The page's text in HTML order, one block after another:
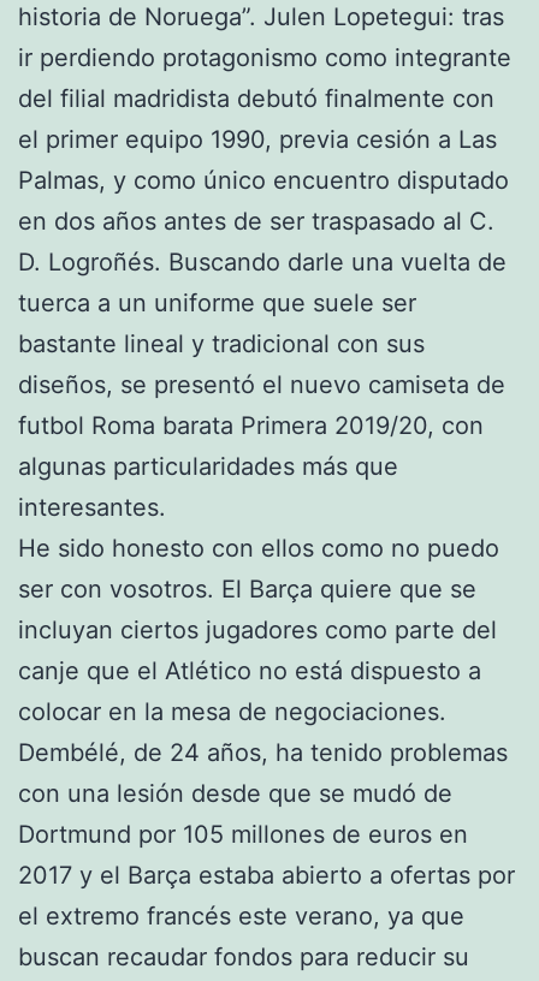
historia de Noruega”. Julen Lopetegui: tras
ir perdiendo protagonismo como integrante
del filial madridista debutó finalmente con
el primer equipo 1990, previa cesión a Las
Palmas, y como único encuentro disputado
en dos años antes de ser traspasado al C.
D. Logroñés. Buscando darle una vuelta de
tuerca a un uniforme que suele ser
bastante lineal y tradicional con sus
diseños, se presentó el nuevo camiseta de
futbol Roma barata Primera 2019/20, con
algunas particularidades más que
interesantes.
He sido honesto con ellos como no puedo
ser con vosotros. El Barça quiere que se
incluyan ciertos jugadores como parte del
canje que el Atlético no está dispuesto a
colocar en la mesa de negociaciones.
Dembélé, de 24 años, ha tenido problemas
con una lesión desde que se mudó de
Dortmund por 105 millones de euros en
2017 y el Barça estaba abierto a ofertas por
el extremo francés este verano, ya que
buscan recaudar fondos para reducir su